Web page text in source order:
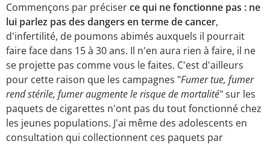
Commençons par préciserce qui ne fonctionne pas : ne
lui parlez pas des dangers en terme de cancer,
d'infertilité, de poumons abimés auxquels il pourrait
faire face dans 15 à 30 ans. Il n'en aura rien à faire, il ne
se projette pas comme vous le faites. C'est d'ailleurs
pour cette raison que les campagnes "Fumer tue, fumer
rend stérile, fumer augmente le risque de mortalité" sur les
paquets de cigarettes n'ont pas du tout fonctionné chez
les jeunes populations. J'ai même des adolescents en
consultation qui collectionnent ces paquets par